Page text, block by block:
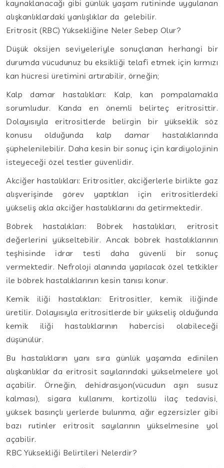
kaynaklanacağı gibi günlük yaşam rutininde uygulanan
alışkanlıklardaki yanlışlıklar da gelebilir.
Eritrosit (RBC) Yüksekliğine Neler Sebep Olur?
Düşük oksijen seviyeleriyle sonuçlanan herhangi bir
durumda vücudunuz bu eksikliği telafi etmek için kırmızı
kan hücresi üretimini artırabilir, örneğin;
Kalp damar hastalıkları: Kalp, kan pompalamakla
sorumludur. Kanda en önemli belirteç eritrosittir.
Dolayısıyla eritrositlerde belirgin bir yükseklik söz
konusu olduğunda kalp damar hastalıklarında
şüphelenilebilir. Daha kesin bir sonuç için kardiyolojinin
isteyeceği özel testler güvenlidir.
Akciğer hastalıkları: Eritrositler, akciğerlerle birlikte gaz
alışverişinde görev yaptıkları için eritrositlerdeki
yükseliş akla akciğer hastalıklarını da getirmektedir.
Böbrek hastalıkları: Böbrek hastalıkları, eritrosit
değerlerini yükseltebilir. Ancak böbrek hastalıklarının
teşhisinde idrar testi daha güvenli bir sonuç
vermektedir. Nefroloji alanında yapılacak özel tetkikler
ile böbrek hastalıklarının kesin tanısı konur.
Kemik iliği hastalıkları: Eritrositler, kemik iliğinde
üretilir. Dolayısıyla eritrositlerde bir yükseliş olduğunda
kemik iliği hastalıklarının habercisi olabileceği
düşünülür.
Bu hastalıkların yanı sıra günlük yaşamda edinilen
alışkanlıklar da eritrosit sayılarındaki yükselmelere yol
açabilir. Örneğin, dehidrasyon(vücudun aşırı susuz
kalması), sigara kullanımı, kortizollü ilaç tedavisi,
yüksek basınçlı yerlerde bulunma, ağır egzersizler gibi
bazı rutinler eritrosit sayılarının yükselmesine yol
açabilir.
RBC Yüksekliği Belirtileri Nelerdir?